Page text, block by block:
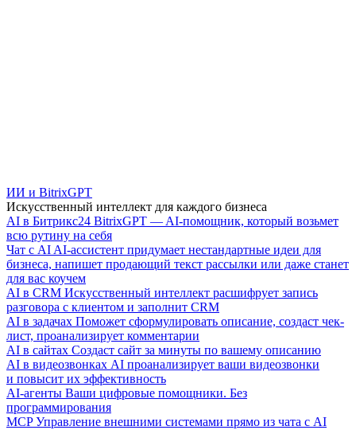
ИИ и BitrixGPT
Искусственный интеллект для каждого бизнеса
AI в Битрикс24 BitrixGPT — AI-помощник, который возьмет
всю рутину на себя
Чат с AI AI-ассистент придумает нестандартные идеи для
бизнеса, напишет продающий текст рассылки или даже станет
для вас коучем
AI в CRM Искусственный интеллект расшифрует запись
разговора с клиентом и заполнит CRM
AI в задачах Поможет сформулировать описание, создаст чек-
лист, проанализирует комментарии
AI в сайтах Создаст сайт за минуты по вашему описанию
AI в видеозвонках AI проанализирует ваши видеозвонки
и повысит их эффективность
AI-агенты Ваши цифровые помощники. Без
программирования
MCP Управление внешними системами прямо из чата с AI